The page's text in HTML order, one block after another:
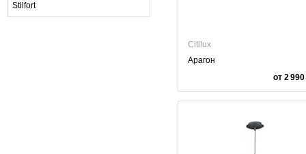
Stilfort
Citilux
Арагон
от 2